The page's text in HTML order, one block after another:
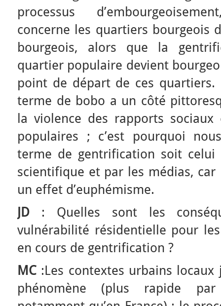
processus
concerne les quartiers bourgeois
bourgeois, alors que la
quartier populaire devient
point de départ de ces quartiers.
terme de bobo a un côté
la violence des rapports sociaux
populaires ; c’est pourquoi
terme de gentrification soit
scientifique et par les médias,
un effet d’euphémisme.
JD : Quelles sont les
vulnérabilité résidentielle pour
en cours de gentrification ?
MC :Les contextes urbains
phénomène (plus rapide